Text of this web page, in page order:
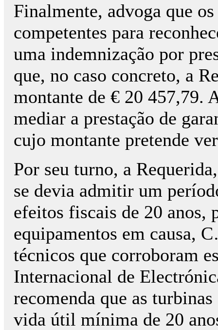
Finalmente, advoga que
competentes para
uma indemnização por
que, no caso concreto, a
montante de € 20 457,79.
mediar a prestação de
cujo montante pretende
Por seu turno, a
se devia admitir um
efeitos fiscais de 20 anos,
equipamentos em causa,
técnicos que corroboram
Internacional de
recomenda que as
vida útil mínima de 20